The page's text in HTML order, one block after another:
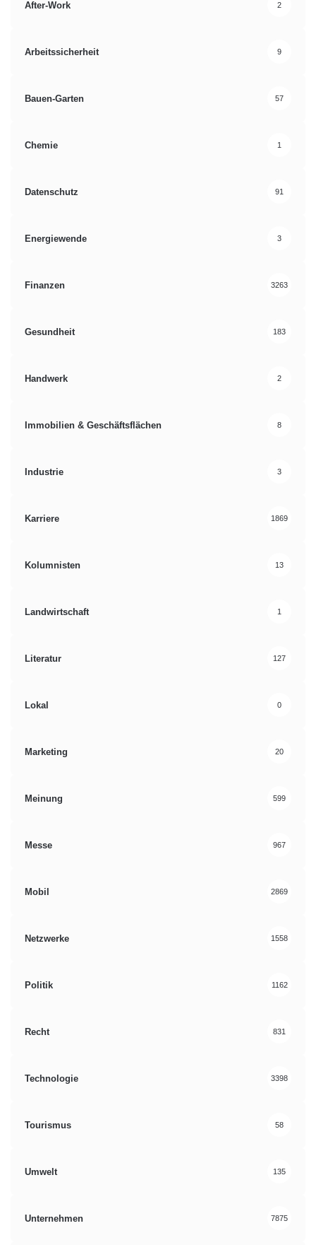
After-Work 2
Arbeitssicherheit 9
Bauen-Garten 57
Chemie 1
Datenschutz 91
Energiewende 3
Finanzen 3263
Gesundheit 183
Handwerk 2
Immobilien & Geschäftsflächen 8
Industrie 3
Karriere 1869
Kolumnisten 13
Landwirtschaft 1
Literatur 127
Lokal 0
Marketing 20
Meinung 599
Messe 967
Mobil 2869
Netzwerke 1558
Politik 1162
Recht 831
Technologie 3398
Tourismus 58
Umwelt 135
Unternehmen 7875